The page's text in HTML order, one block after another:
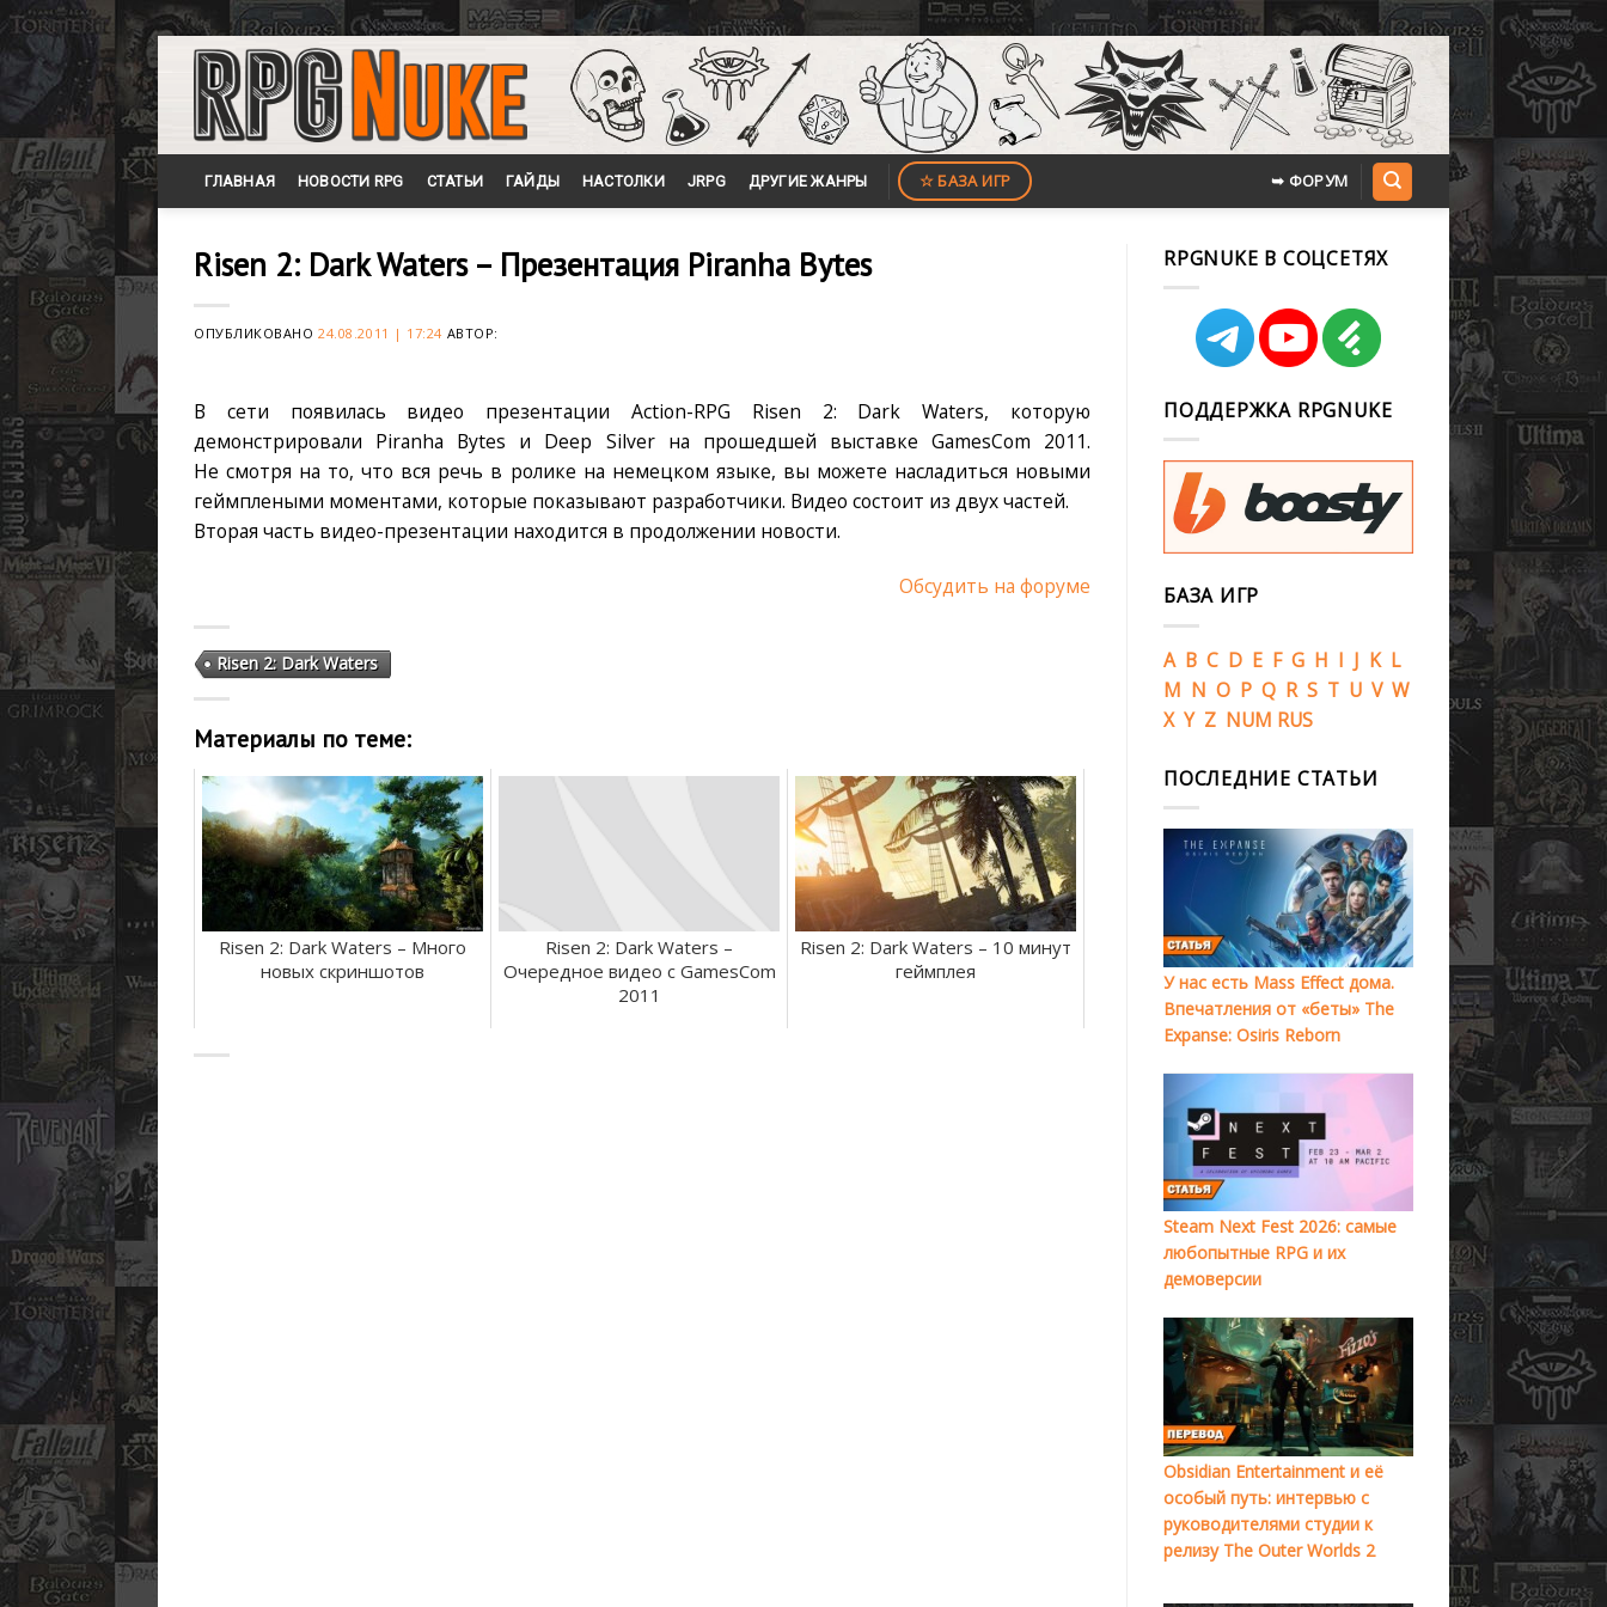
Skip
content
ГЛАВНАЯ НОВОСТИ RPG СТАТЬИ ГАЙДЫ НАСТОЛКИ JRPG ДРУГИЕ ЖАНРЫ ☆ БАЗА ИГР ➥ ФОРУМ
Risen 2: Dark Waters – Презентация Piranha Bytes
ОПУБЛИКОВАНО24.08.2011 | 17:24 АВТОР:
В сети появилась видео презентации Action-RPG Risen 2: Dark Waters, которую
демонстрировали Piranha Bytes и Deep Silver на прошедшей выставке GamesCom 2011.
Не смотря на то, что вся речь в ролике на немецком языке, вы можете насладиться новыми
геймплеными моментами, которые показывают разработчики. Видео состоит из двух частей.
Вторая часть видео-презентации находится в продолжении новости.
Обсудить на форуме
Risen 2: Dark Waters
Материалы по теме:
Risen 2: Dark Waters – Много
новых скриншотов
Risen 2: Dark Waters –
Очередное видео с GamesCom
2011
Risen 2: Dark Waters – 10 минут
геймплея
RPGNUKE В СОЦСЕТЯХ
ПОДДЕРЖКА RPGNUKE
БАЗА ИГР
A B C D E F G H I J K L
M N O P Q R S T U V W
X Y Z NUM RUS
ПОСЛЕДНИЕ СТАТЬИ
У нас есть Mass Effect дома.
Впечатления от «беты» The
Expanse: Osiris Reborn
Steam Next Fest 2026: самые
любопытные RPG и их
демоверсии
Obsidian Entertainment и её
особый путь: интервью с
руководителями студии к
релизу The Outer Worlds 2